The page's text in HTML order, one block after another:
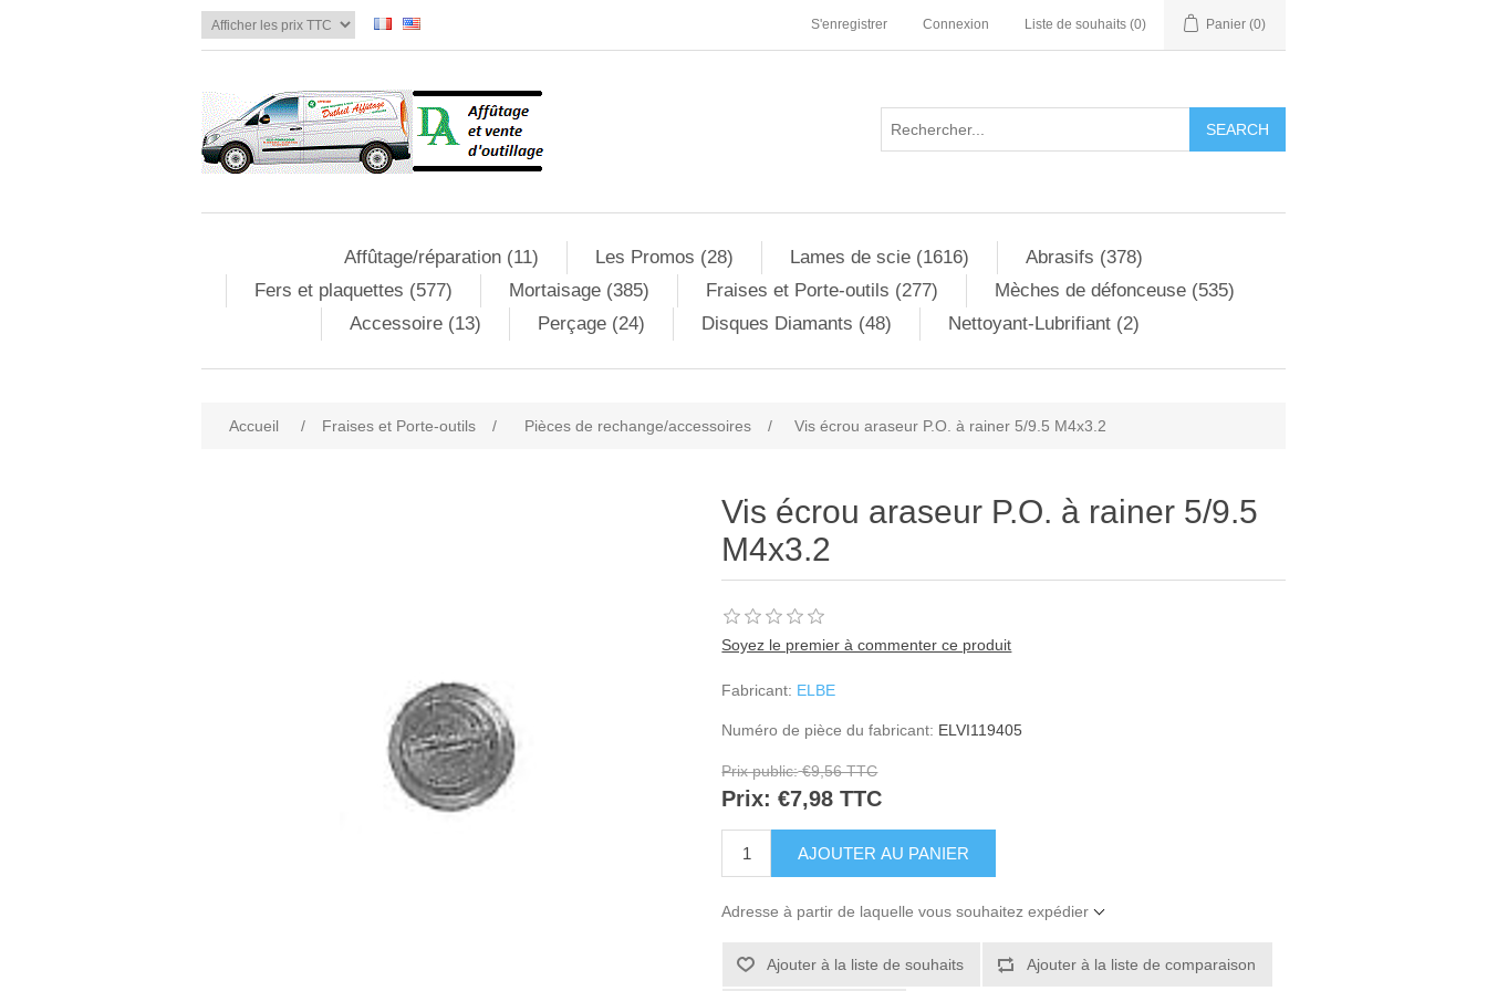
S'enregistrer Connexion Liste de souhaits (0) Panier (0)
Affûtage/réparation (11) Les Promos (28) Lames de scie (1616)
Abrasifs (378)
Fers et plaquettes (577)
Mortaisage (385) Fraises et Porte-outils (277)
Mèches de défonceuse (535)
Accessoire (13)
Perçage (24) Disques Diamants (48) Nettoyant-Lubrifiant (2)
Accueil / Fraises et Porte-outils / Pièces de rechange/accessoires / Vis écrou araseur P.O. à rainer 5/9.5 M4x3.2
Vis écrou araseur P.O. à rainer 5/9.5
M4x3.2
Soyez le premier à commenter ce produit
Fabricant: ELBE
Numéro de pièce du fabricant: ELVI119405
Prix public: €9,56 TTC
Prix: €7,98 TTC
Adresse à partir de laquelle vous souhaitez expédier